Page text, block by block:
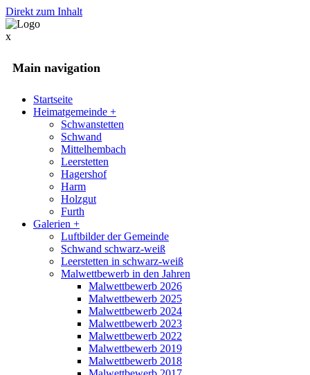
Direkt zum Inhalt
x
Main navigation
Startseite
Heimatgemeinde +
Schwanstetten
Schwand
Mittelhembach
Leerstetten
Hagershof
Harm
Holzgut
Furth
Galerien +
Luftbilder der Gemeinde
Schwand schwarz-weiß
Leerstetten in schwarz-weiß
Malwettbewerb in den Jahren
Malwettbewerb 2026
Malwettbewerb 2025
Malwettbewerb 2024
Malwettbewerb 2023
Malwettbewerb 2022
Malwettbewerb 2019
Malwettbewerb 2018